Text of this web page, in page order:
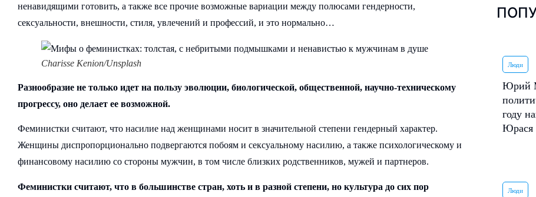
ненавидящими готовить, а также все прочие возможные вариации между полюсами гендерности,
сексуальности, внешности, стиля, увлечений и профессий, и это нормально…
Сharisse Kenion/Unsplash
Разнообразие не только идет на пользу эволюции, биологической, общественной, научно-техническому
прогрессу, оно делает ее возможной.
Феминистки считают, что насилие над женщинами носит в значительной степени гендерный характер.
Женщины диспропорционально подвергаются побоям и сексуальному насилию, а также психологическому и
финансовому насилию со стороны мужчин, в том числе близких родственников, мужей и партнеров.
Феминистки считают, что в большинстве стран, хоть и в разной степени, но культура до сих пор
Люди
Юрий
году
Юрася
Люди